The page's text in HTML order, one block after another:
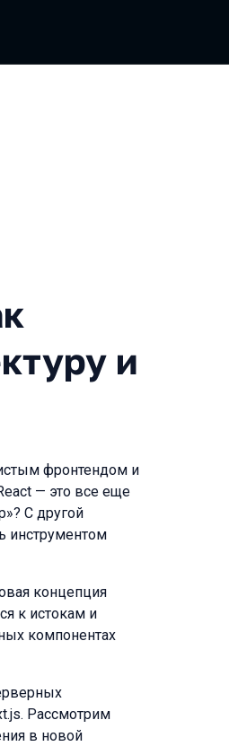
чистую
и
фронтендом и
— это все еще
С другой
инструментом
концепция
к истокам и
компонентах
Рассмотрим
в новой